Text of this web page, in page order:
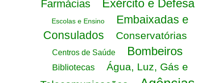
Farmácias Exército e Defesa
Escolas e Ensino
Embaixadas e
Consulados
Conservatórias
Centros de Saúde Bombeiros
Bibliotecas
Água, Luz, Gás e